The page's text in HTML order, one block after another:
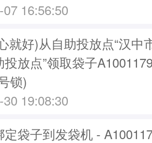
16:56:50
就好)从自助投放点“汉中
投放点”领取袋子
锁)
19:08:30
定袋子到发袋机 -